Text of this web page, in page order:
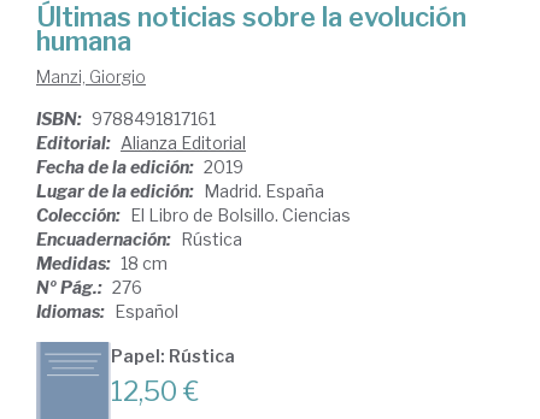
Últimas noticias sobre la evolución
humana
Manzi, Giorgio
ISBN: 9788491817161
Editorial: Alianza Editorial
Fecha de la edición: 2019
Lugar de la edición: Madrid. España
Colección: El Libro de Bolsillo. Ciencias
Encuadernación: Rústica
Medidas: 18 cm
Nº Pág.: 276
Idiomas: Español
Papel: Rústica
12,50 €